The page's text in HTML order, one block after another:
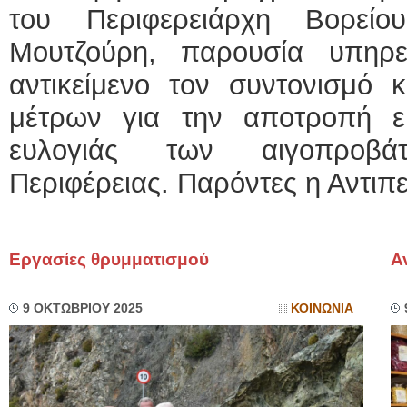
του Περιφερειάρχη
Μουτζούρη, παρουσία
αντικείμενο τον
μέτρων για την αποτροπή
ευλογιάς των
Περιφέρειας. Παρόντες η
Εργασίες θρυμματισμού
9 ΟΚΤΩΒΡΙΟΥ 2025 ΚΟΙΝΩΝΙΑ